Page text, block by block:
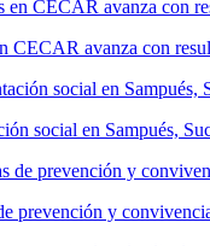
CECAR avanza con
social en Sampués,
prevención y